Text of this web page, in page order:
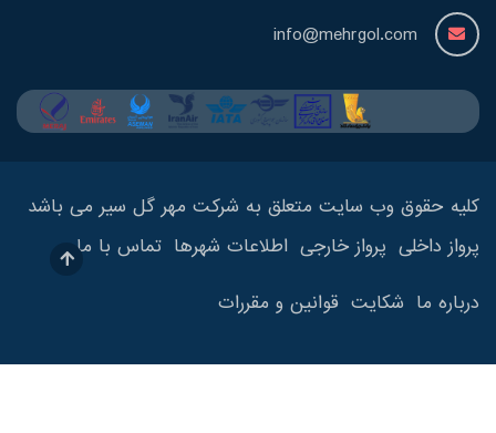
info@mehrgol.com
کلیه حقوق وب سایت متعلق به شرکت مهر گل سیر می باشد
پرواز داخلی پرواز خارجی اطلاعات شهرها تماس با ما
درباره ما شکایت قوانین و مقررات